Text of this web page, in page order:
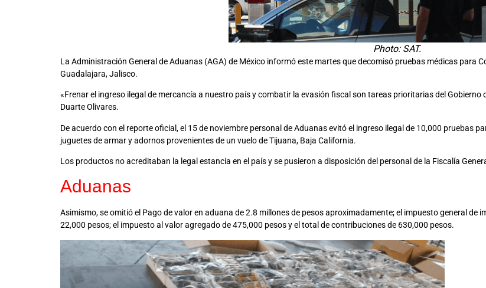
Photo: SAT.
La Administración General de Aduanas (AGA) de México informó este martes que decomisó pruebas médicas para
Guadalajara, Jalisco.
«Frenar el ingreso ilegal de mercancía a nuestro país y combatir la evasión fiscal son tareas prioritarias del
Duarte Olivares.
De acuerdo con el reporte oficial, el 15 de noviembre personal de Aduanas evitó el ingreso ilegal de 10,000 pruebas
juguetes de armar y adornos provenientes de un vuelo de Tijuana, Baja California.
Los productos no acreditaban la legal estancia en el país y se pusieron a disposición del personal de la Fiscalía
Aduanas
Asimismo, se omitió el Pago de valor en aduana de 2.8 millones de pesos aproximadamente; el impuesto general de
22,000 pesos; el impuesto al valor agregado de 475,000 pesos y el total de contribuciones de 630,000 pesos.